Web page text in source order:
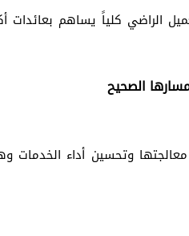
وتحسين أداء